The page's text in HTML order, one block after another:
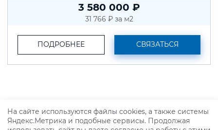
3 580 000 ₽
31 766 ₽ за м2
ПОДРОБНЕЕ СВЯЗАТЬСЯ
На сайте используются файлы cookies, а также системы
Яндекс.Метрика и подобные сервисы. Продолжая